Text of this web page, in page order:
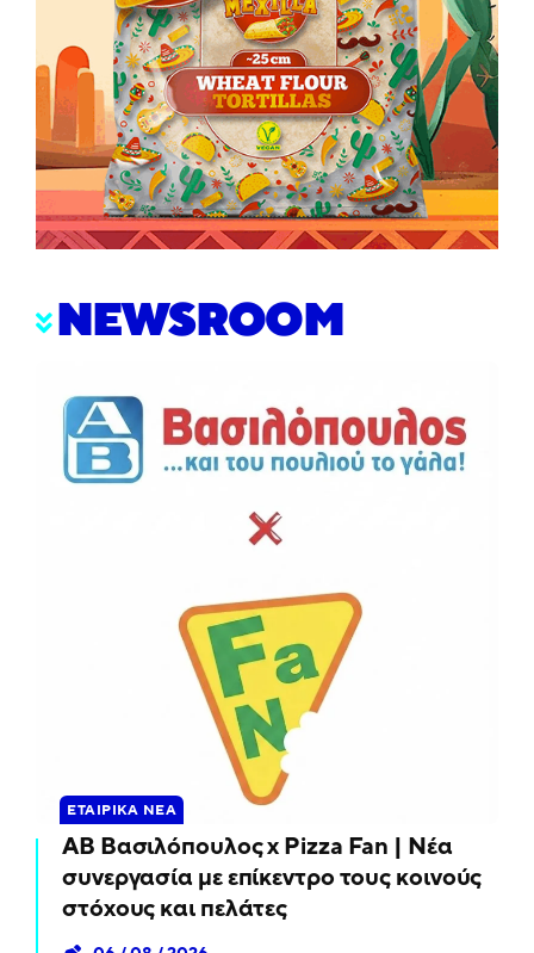
NEWSROOM
ΕΤΑΙΡΙΚΆ ΝΈΑ
ΑΒ Βασιλόπουλος x Pizza Fan | Νέα
συνεργασία με επίκεντρο τους κοινούς
στόχους και πελάτες